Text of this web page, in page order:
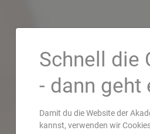
Schnell die
- dann geht
Damit du die Website der
kannst, verwenden wir